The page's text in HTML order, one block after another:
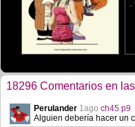
18296 Comentarios en
Perulander 1ago ch45 p9
Alguien debería hacer un